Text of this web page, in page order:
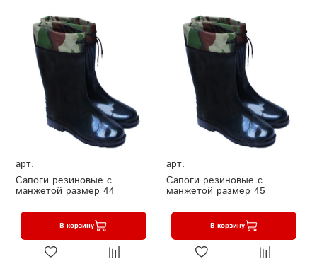
арт.
Сапоги резиновые с
манжетой размер 44
В корзину
арт.
Сапоги резиновые с
манжетой размер 45
В корзину